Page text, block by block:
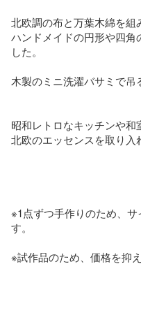
北欧調の布と万葉木綿を組
ハンドメイドの円形や四角
した。
木製のミニ洗濯バサミで吊
昭和レトロなキッチンや和
北欧のエッセンスを取り入
※1点ずつ手作りのため、
す。
※試作品のため、価格を抑